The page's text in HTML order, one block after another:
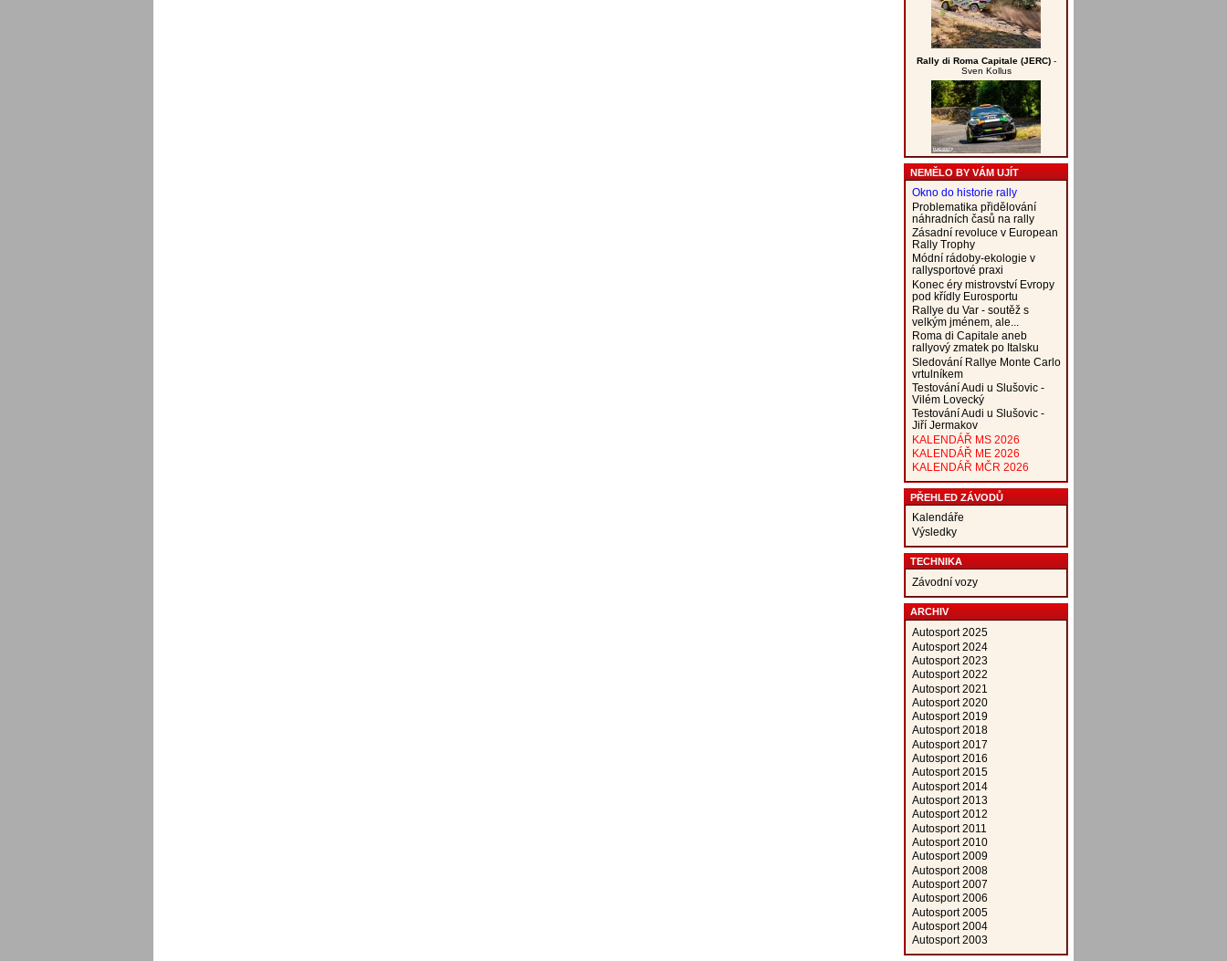
Rally di Roma Capitale (JERC)-
Sven Kollus
NEMĚLO BY VÁM UJÍT
Okno do historie rally
Problematika přidělování
náhradních časů na rally
Zásadní revoluce v European
Rally Trophy
Módní rádoby-ekologie v
rallysportové praxi
Konec éry mistrovství Evropy
pod křídly Eurosportu
Rallye du Var - soutěž s
velkým jménem, ale...
Roma di Capitale aneb
rallyový zmatek po Italsku
Sledování Rallye Monte Carlo
vrtulníkem
Testování Audi u Slušovic -
Vilém Lovecký
Testování Audi u Slušovic -
Jiří Jermakov
KALENDÁŘ MS 2026
KALENDÁŘ ME 2026
KALENDÁŘ MČR 2026
PŘEHLED ZÁVODŮ
Kalendáře
Výsledky
TECHNIKA
Závodní vozy
ARCHIV
Autosport 2025
Autosport 2024
Autosport 2023
Autosport 2022
Autosport 2021
Autosport 2020
Autosport 2019
Autosport 2018
Autosport 2017
Autosport 2016
Autosport 2015
Autosport 2014
Autosport 2013
Autosport 2012
Autosport 2011
Autosport 2010
Autosport 2009
Autosport 2008
Autosport 2007
Autosport 2006
Autosport 2005
Autosport 2004
Autosport 2003